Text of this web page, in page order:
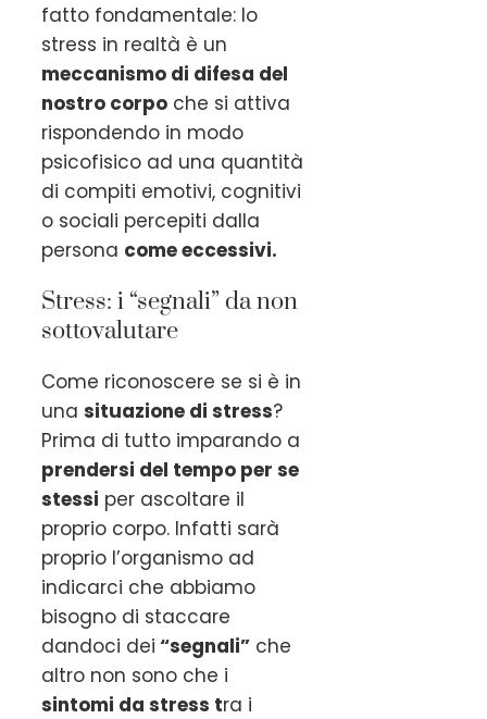
fatto fondamentale: lo
stress in realtà è un
meccanismo di difesa del
nostro corpo che si attiva
rispondendo in modo
psicofisico ad una quantità
di compiti emotivi, cognitivi
o sociali percepiti dalla
persona come eccessivi.
Stress: i “segnali” da non
sottovalutare
Come riconoscere se si è in
una situazione di stress?
Prima di tutto imparando a
prendersi del tempo per se
stessi per ascoltare il
proprio corpo. Infatti sarà
proprio l’organismo ad
indicarci che abbiamo
bisogno di staccare
dandoci dei “segnali” che
altro non sono che i
sintomi da stress tra i